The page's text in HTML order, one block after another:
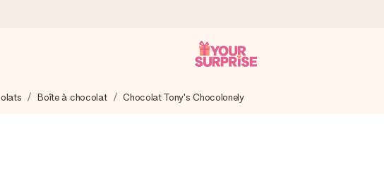
en un éclair – pour que vous puissiez l’offrir au bon moment, quand
Boîte à chocolat Chocolat Tony's Chocolonely